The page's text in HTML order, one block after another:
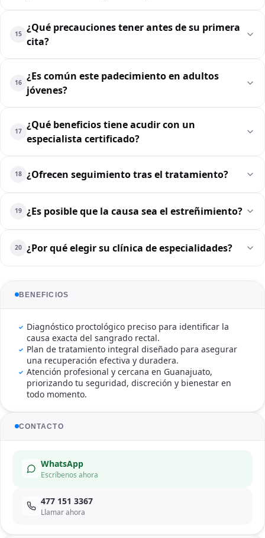
15
¿Qué precauciones tener antes de su primera
cita?
16
¿Es común este padecimiento en adultos
jóvenes?
17
¿Qué beneficios tiene acudir con un
especialista certificado?
18 ¿Ofrecen seguimiento tras el tratamiento?
19 ¿Es posible que la causa sea el estreñimiento?
20 ¿Por qué elegir su clínica de especialidades?
BENEFICIOS
Diagnóstico proctológico preciso para identificar la
causa exacta del sangrado rectal.
Plan de tratamiento integral diseñado para asegurar
una recuperación efectiva y duradera.
Atención profesional y cercana en Guanajuato,
priorizando tu seguridad, discreción y bienestar en
todo momento.
CONTACTO
WhatsApp
Escríbenos ahora
477 151 3367
Llamar ahora